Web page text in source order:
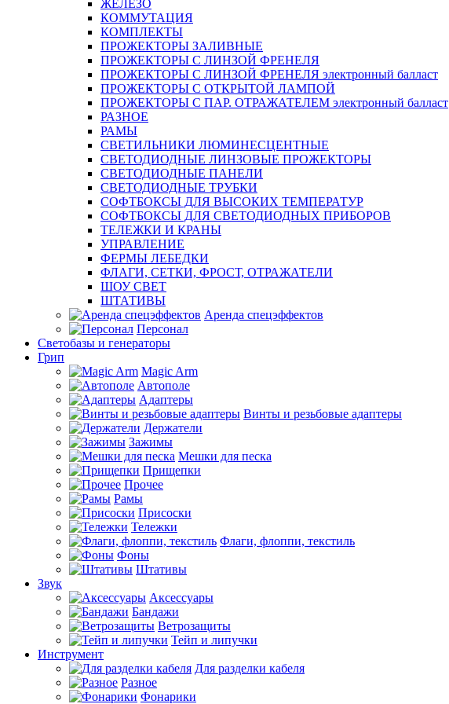
ЖЕЛЕЗО
КОММУТАЦИЯ
КОМПЛЕКТЫ
ПРОЖЕКТОРЫ ЗАЛИВНЫЕ
ПРОЖЕКТОРЫ С ЛИНЗОЙ ФРЕНЕЛЯ
ПРОЖЕКТОРЫ С ЛИНЗОЙ ФРЕНЕЛЯ электронный балласт
ПРОЖЕКТОРЫ С ОТКРЫТОЙ ЛАМПОЙ
ПРОЖЕКТОРЫ С ПАР. ОТРАЖАТЕЛЕМ электронный балласт
РАЗНОЕ
РАМЫ
СВЕТИЛЬНИКИ ЛЮМИНЕСЦЕНТНЫЕ
СВЕТОДИОДНЫЕ ЛИНЗОВЫЕ ПРОЖЕКТОРЫ
СВЕТОДИОДНЫЕ ПАНЕЛИ
СВЕТОДИОДНЫЕ ТРУБКИ
СОФТБОКСЫ ДЛЯ ВЫСОКИХ ТЕМПЕРАТУР
СОФТБОКСЫ ДЛЯ СВЕТОДИОДНЫХ ПРИБОРОВ
ТЕЛЕЖКИ И КРАНЫ
УПРАВЛЕНИЕ
ФЕРМЫ ЛЕБЕДКИ
ФЛАГИ, СЕТКИ, ФРОСТ, ОТРАЖАТЕЛИ
ШОУ СВЕТ
ШТАТИВЫ
Аренда спецэффектов
Персонал
Светобазы и генераторы
Грип
Magic Arm
Автополе
Адаптеры
Винты и резьбовые адаптеры
Держатели
Зажимы
Мешки для песка
Прищепки
Прочее
Рамы
Присоски
Тележки
Флаги, флоппи, текстиль
Фоны
Штативы
Звук
Аксессуары
Бандажи
Ветрозащиты
Тейп и липучки
Инструмент
Для разделки кабеля
Разное
Фонарики